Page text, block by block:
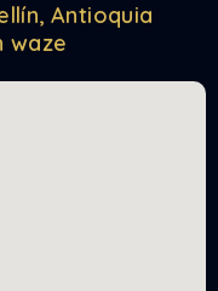
Antioquia
waze